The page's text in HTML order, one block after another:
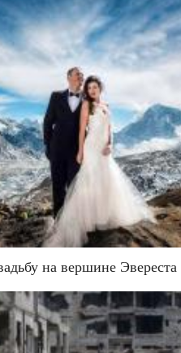
на вершине Эвереста